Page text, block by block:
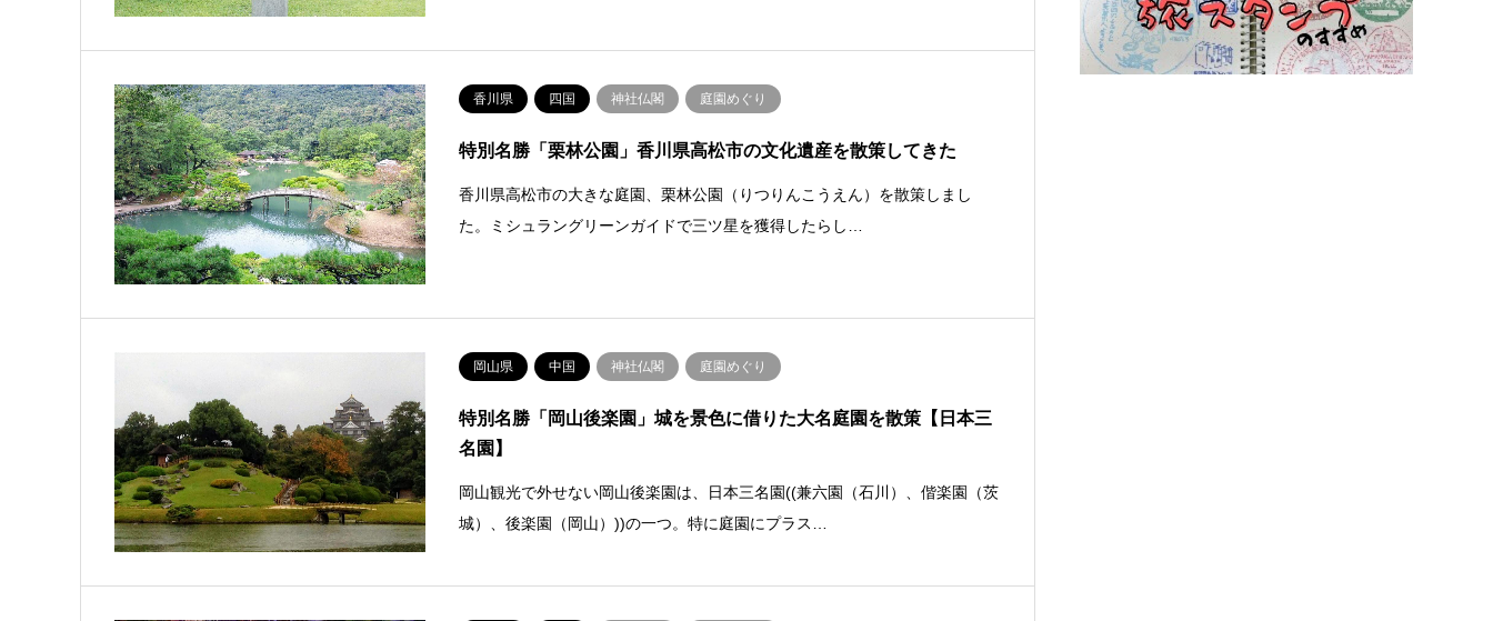
香川県 四国 神社仏閣 庭園めぐり
特別名勝「栗林公園」香川県高松市の文化遺産を散策してきた
香川県高松市の大きな庭園、栗林公園（りつりんこうえん）を散策しまし
た。ミシュラングリーンガイドで三ツ星を獲得したらし…
岡山県 中国 神社仏閣 庭園めぐり
特別名勝「岡山後楽園」城を景色に借りた大名庭園を散策【日本三
名園】
岡山観光で外せない岡山後楽園は、日本三名園((兼六園（石川）、偕楽園（茨
城）、後楽園（岡山）))の一つ。特に庭園にプラス…